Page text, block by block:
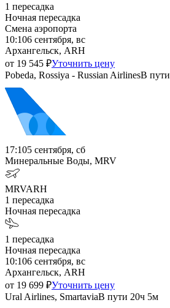
1 пересадка
Ночная пересадка
Смена аэропорта
10:106 сентября, вс
Архангельск, ARH
от 19 545 ₽Уточнить цену
Pobeda, Rossiya - Russian AirlinesВ пути
17:105 сентября, сб
Минеральные Воды, MRV
MRVARH
1 пересадка
Ночная пересадка
1 пересадка
Ночная пересадка
10:106 сентября, вс
Архангельск, ARH
от 19 699 ₽Уточнить цену
Ural Airlines, SmartaviaВ пути 20ч 5м